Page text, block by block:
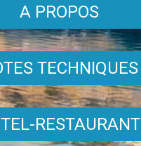
A PROPOS
TECHNIQUES
RESTAURANT